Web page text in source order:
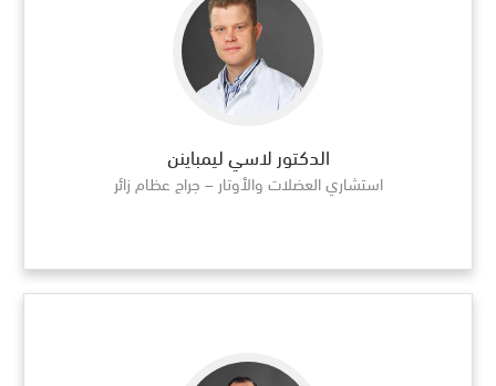
الدكتور لاسي ليمباينن
استشاري العضلات والأوتار – جراح عظام زائر